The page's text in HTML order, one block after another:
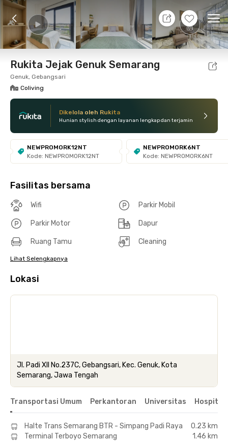
+27
8 Agt 26 - Belum tahu
Foto Fasilitas bersama Lokasi Kamar
Rukita Jejak Genuk Semarang
Genuk, Gebangsari
Coliving
Dikelola oleh Rukita
Hunian stylish dengan layanan lengkap dan terjamin
NEWPROMORK12NT
Kode: NEWPROMORK12NT
NEWPROMORK6NT
Kode: NEWPROMORK6NT
Fasilitas bersama
Wifi Parkir Mobil
Parkir Motor Dapur
Ruang Tamu Cleaning
Lihat Selengkapnya
Lokasi
Jl. Padi XII No.237C, Gebangsari, Kec. Genuk, Kota
Semarang, Jawa Tengah
Transportasi Umum Perkantoran Universitas Hospital
Halte Trans Semarang BTR - Simpang Padi Raya
0.23 km
Terminal Terboyo Semarang
1.46 km